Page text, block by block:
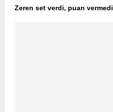
Zeren set verdi, puan vermedi